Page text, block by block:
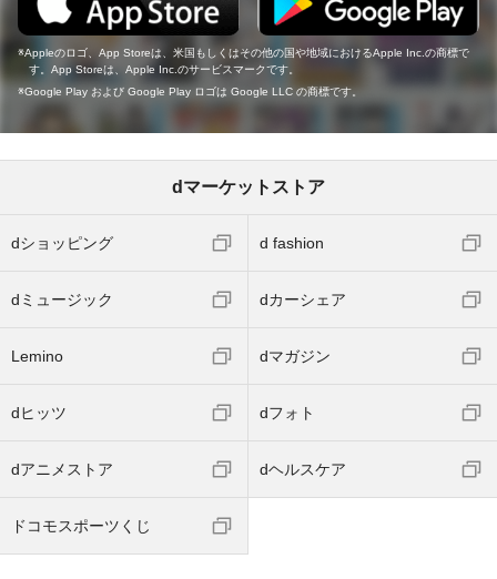
Appleのロゴ、App Storeは、米国もしくはその他の国や地域におけるApple Inc.の商標で
す。App Storeは、Apple Inc.のサービスマークです。
Google Play および Google Play ロゴは Google LLC の商標です。
dマーケットストア
dショッピング d fashion
dミュージック dカーシェア
Lemino dマガジン
dヒッツ dフォト
dアニメストア dヘルスケア
ドコモスポーツくじ